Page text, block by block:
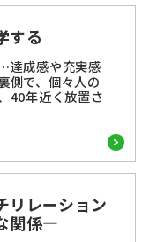
する
達成感や充実感
側で、個々人の
40年近く放置さ
レーション
関係―